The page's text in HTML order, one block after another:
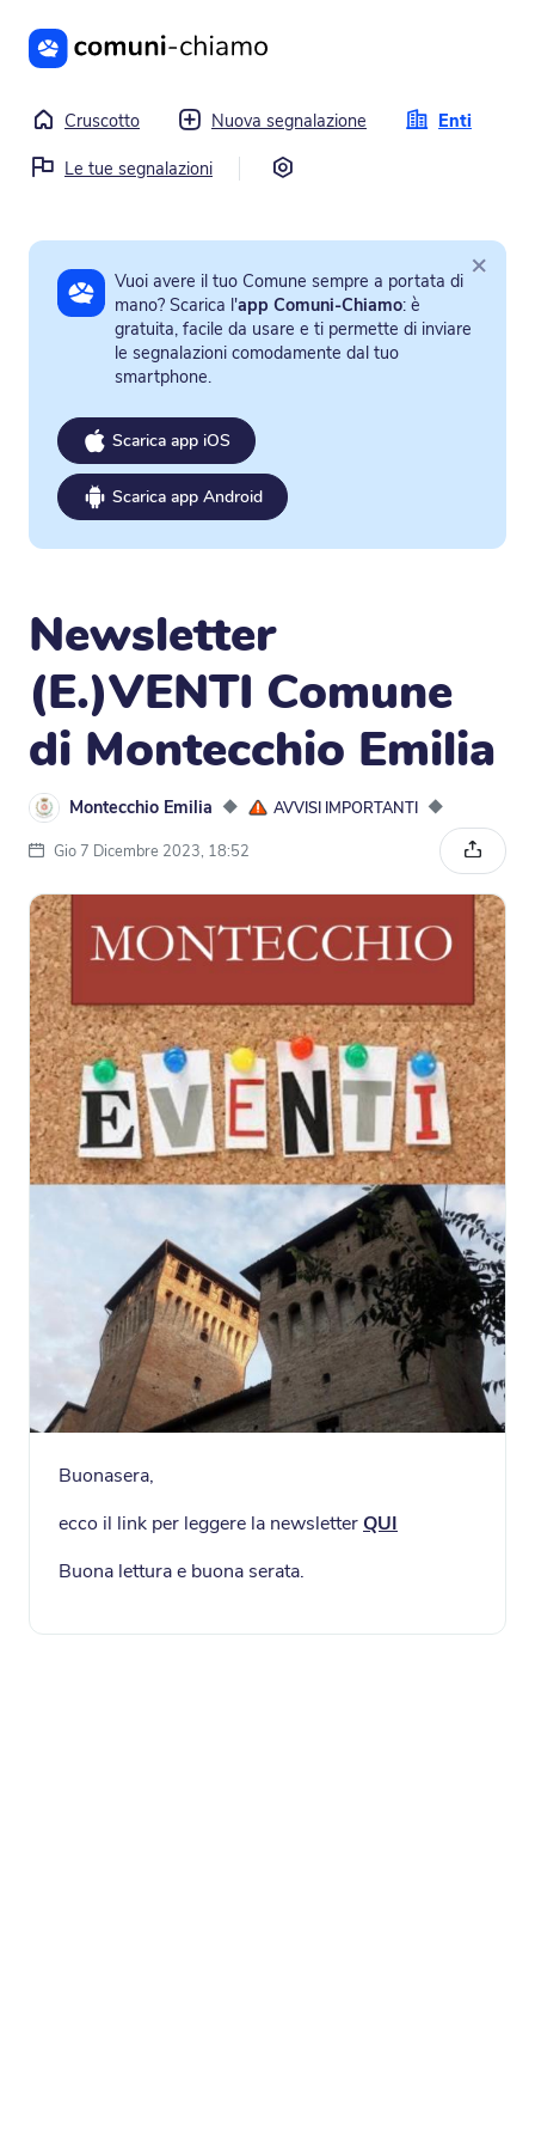
Vai al contenuto principale
Cruscotto Nuova segnalazione
Enti
Le tue segnalazioni
Vuoi avere il tuo Comune sempre a portata di
mano? Scarica l'app Comuni-Chiamo: è
gratuita, facile da usare e ti permette di inviare
le segnalazioni comodamente dal tuo
smartphone.
Scarica app iOS
Scarica app Android
×
Newsletter
(E.)VENTI Comune
di Montecchio Emilia
Montecchio Emilia ◆ AVVISI IMPORTANTI ◆
Gio 7 Dicembre 2023, 18:52
Buonasera,
ecco il link per leggere la newsletterQUI
Buona lettura e buona serata.